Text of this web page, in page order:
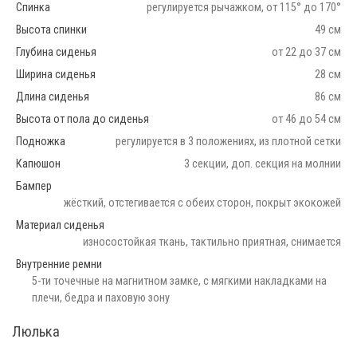
Спинка
регулируется рычажком, от 115° до 170°
Высота спинки
49 см
Глубина сиденья
от 22 до 37 см
Ширина сиденья
28 см
Длина сиденья
86 см
Высота от пола до сиденья
от 46 до 54 см
Подножка
регулируется в 3 положениях, из плотной сетки
Капюшон
3 секции, доп. секция на молнии
Бампер
жёсткий, отстегивается с обеих сторон, покрыт экокожей
Материал сиденья
износостойкая ткань, тактильно приятная, снимается
Внутренние ремни
5-ти точечные на магнитном замке, с мягкими накладками на
плечи, бедра и паховую зону
Люлька